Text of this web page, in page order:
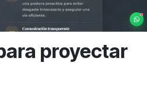
proyectar